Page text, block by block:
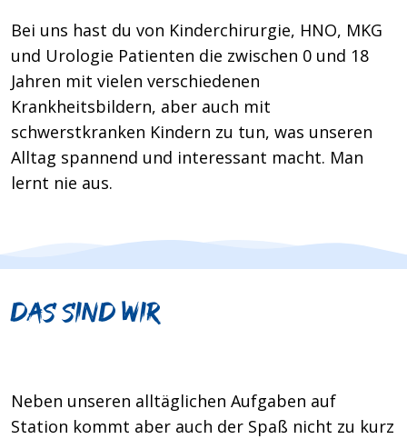
Bei uns hast du von Kinderchirurgie, HNO, MKG
und Urologie Patienten die zwischen 0 und 18
Jahren mit vielen verschiedenen
Krankheitsbildern, aber auch mit
schwerstkranken Kindern zu tun, was unseren
Alltag spannend und interessant macht. Man
lernt nie aus.
Das sind wir
Neben unseren alltäglichen Aufgaben auf
Station kommt aber auch der Spaß nicht zu kurz